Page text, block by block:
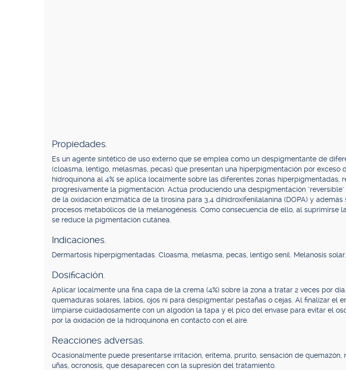
Propiedades.
Es un agente sintético de uso externo que se emplea como un despigmentante de
(cloasma, lentigo, melasmas, pecas) que presentan una hiperpigmentación por exceso
hidroquinona al 4% se aplica localmente sobre las diferentes zonas hiperpigmentadas,
progresivamente la pigmentación. Actúa produciendo una despigmentación
de la oxidación enzimática de la tirosina para 3,4 dihidroxifenilalanina (DOPA) y
procesos metabólicos de la melanogénesis. Como consecuencia de ello, al suprimirse
se reduce la pigmentación cutánea.
Indicaciones.
Dermartosis hiperpigmentadas. Cloasma, melasma, pecas, lentigo senil. Melanosis solar.
Dosificación.
Aplicar localmente una fina capa de la crema (4%) sobre la zona a tratar 2 veces por
quemaduras solares, labios, ojos ni para despigmentar pestañas o cejas. Al finalizar el
limpiarse cuidadosamente con un algodón la tapa y el pico del envase para evitar el
por la oxidación de la hidroquinona en contacto con el aire.
Reacciones adversas.
Ocasionalmente puede presentarse irritación, eritema, prurito, sensación de quemazón,
uñas, ocronosis, que desaparecen con la supresión del tratamiento.